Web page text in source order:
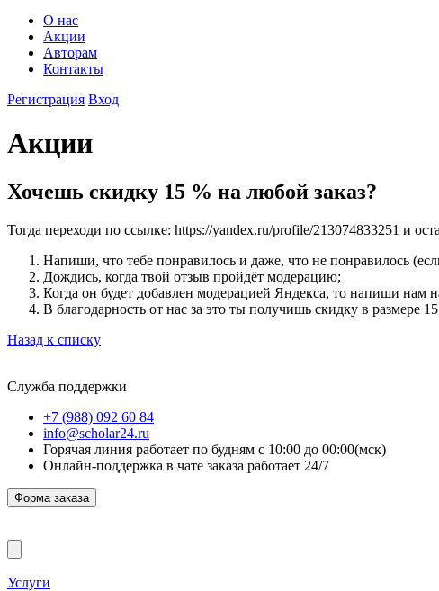
О нас
Акции
Авторам
Контакты
Регистрация Вход
Акции
Хочешь скидку 15 % на любой заказ?
Тогда переходи по ссылке: https://yandex.ru/profile/213074833251 и
Напиши, что тебе понравилось и даже, что не понравилось
Дождись, когда твой отзыв пройдёт модерацию;
Когда он будет добавлен модерацией Яндекса, то напиши
В благодарность от нас за это ты получишь скидку в размере
Назад к списку
Служба поддержки
+7 (988) 092 60 84
info@scholar24.ru
Горячая линия работает по будням с 10:00 до 00:00(мск)
Онлайн-поддержка в чате заказа работает 24/7
Форма заказа
Услуги